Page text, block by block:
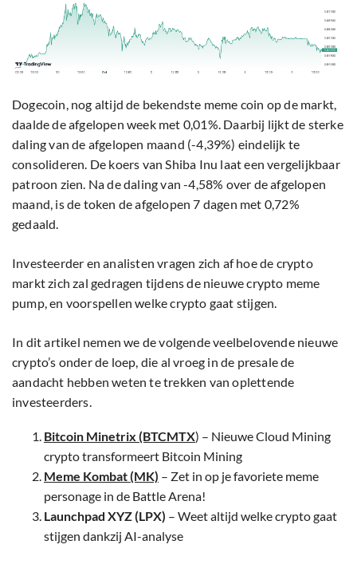
Dogecoin, nog altijd de bekendste meme coin op de markt,
daalde de afgelopen week met 0,01%. Daarbij lijkt de sterke
daling van de afgelopen maand (-4,39%) eindelijk te
consolideren. De koers van Shiba Inu laat een vergelijkbaar
patroon zien. Na de daling van -4,58% over de afgelopen
maand, is de token de afgelopen 7 dagen met 0,72%
gedaald.
Investeerder en analisten vragen zich af hoe de crypto
markt zich zal gedragen tijdens de nieuwe crypto meme
pump, en voorspellen welke crypto gaat stijgen.
In dit artikel nemen we de volgende veelbelovende nieuwe
crypto’s onder de loep, die al vroeg in de presale de
aandacht hebben weten te trekken van oplettende
investeerders.
Bitcoin Minetrix (BTCMTX) – Nieuwe Cloud Mining
crypto transformeert Bitcoin Mining
Meme Kombat (MK) – Zet in op je favoriete meme
personage in de Battle Arena!
Launchpad XYZ (LPX) – Weet altijd welke crypto gaat
stijgen dankzij AI-analyse